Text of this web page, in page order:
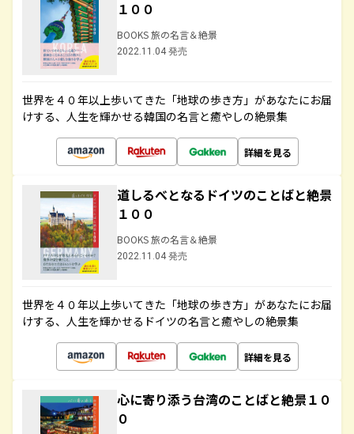
１００
BOOKS 旅の名言＆絶景
2022.11.04 発売
世界を４０年以上歩いてきた「地球の歩き方」があなたにお届
けする、人生を輝かせる韓国の名言と癒やしの絶景集
詳細を見る
道しるべとなるドイツのことばと絶景
１００
BOOKS 旅の名言＆絶景
2022.11.04 発売
世界を４０年以上歩いてきた「地球の歩き方」があなたにお届
けする、人生を輝かせるドイツの名言と癒やしの絶景集
詳細を見る
心に寄り添う台湾のことばと絶景１０
０